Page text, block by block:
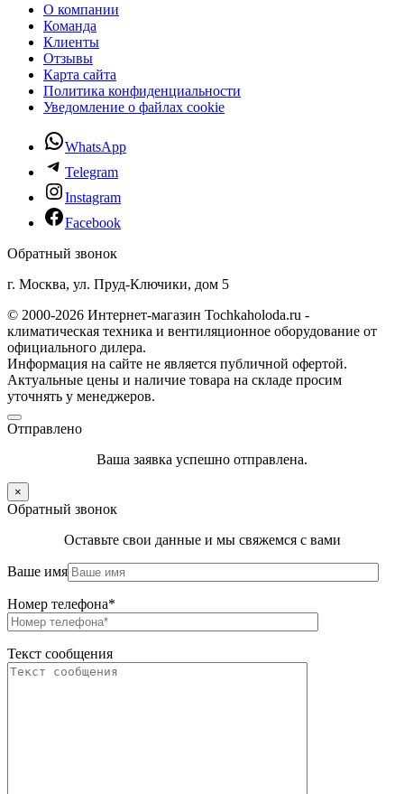
О компании
Команда
Клиенты
Отзывы
Карта сайта
Политика конфиденциальности
Уведомление о файлах cookie
WhatsApp
Telegram
Instagram
Facebook
Обратный звонок
г. Москва, ул. Пруд-Ключики, дом 5
© 2000-2026 Интернет-магазин Tochkaholoda.ru -
климатическая техника и вентиляционное оборудование от
официального дилера.
Информация на сайте не является публичной офертой.
Актуальные цены и наличие товара на складе просим
уточнять у менеджеров.
Отправлено
Ваша заявка успешно отправлена.
×
Обратный звонок
Оставьте свои данные и мы свяжемся с вами
Ваше имя
Номер телефона*
Текст сообщения